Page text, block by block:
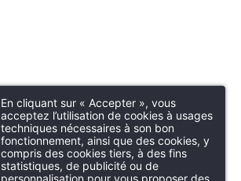
En cliquant sur « Accepter », vous
acceptez l’utilisation de cookies à usages
techniques nécessaires à son bon
fonctionnement, ainsi que des cookies, y
compris des cookies tiers, à des fins
statistiques, de publicité ou de
personnalisation pour vous proposer des